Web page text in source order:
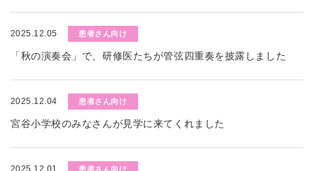
2025.12.05 患者さん向け
「秋の演奏会」で、研修医たちが管弦四重奏を披露しました
2025.12.04 患者さん向け
宮谷小学校のみなさんが見学に来てくれました
2025.12.01 患者さん向け